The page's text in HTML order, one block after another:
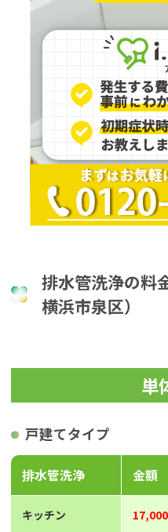
排水管洗浄の料
横浜市泉区）
単
戸建てタイプ
排水管洗浄 金額
キッチン